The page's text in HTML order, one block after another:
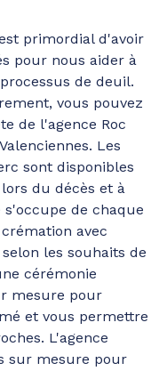
primordial d'avoir
pour nous aider à
de deuil.
vous pouvez
de l'agence Roc
Les
sont disponibles
du décès et à
de chaque
avec
les souhaits de
cérémonie
mesure pour
et vous permettre
L'agence
sur mesure pour